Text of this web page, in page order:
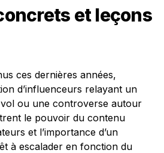
et leçons
ces dernières années,
d’influenceurs relayant un
vol ou une controverse autour
le pouvoir du contenu
et l’importance d’un
à escalader en fonction du